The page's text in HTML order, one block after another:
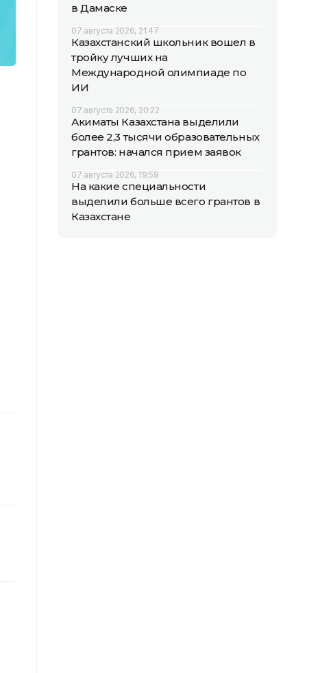
в Дамаске
07 августа 2026, 21:47
Казахстанский школьник вошел в
тройку лучших на
Международной олимпиаде по
ИИ
07 августа 2026, 20:22
Акиматы Казахстана выделили
более 2,3 тысячи образовательных
грантов: начался прием заявок
07 августа 2026, 19:59
На какие специальности
выделили больше всего грантов в
Казахстане